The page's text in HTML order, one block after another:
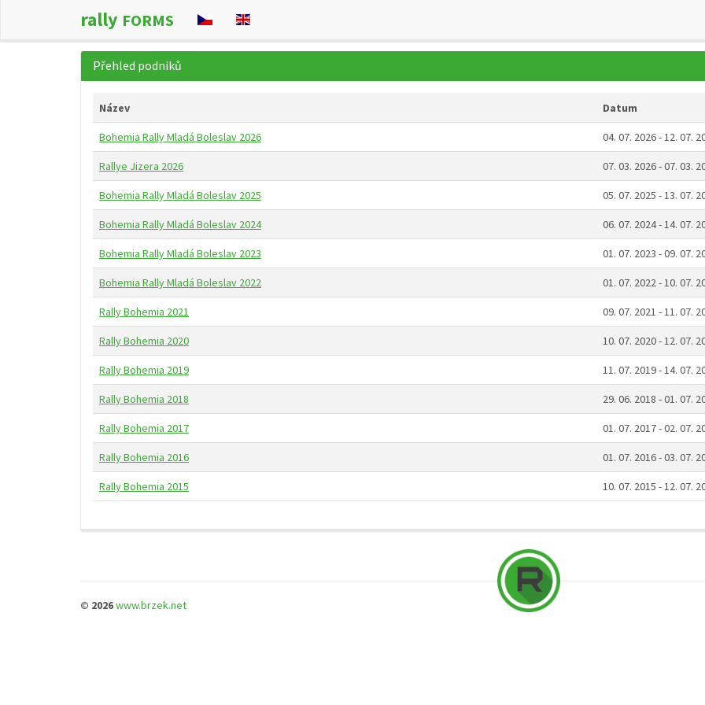
rally FORMS
Přehled podniků
Název Datum
Bohemia Rally Mladá Boleslav 2026 04. 07. 2026 - 12. 07.
Rallye Jizera 2026 07. 03. 2026 - 07. 03.
Bohemia Rally Mladá Boleslav 2025 05. 07. 2025 - 13. 07.
Bohemia Rally Mladá Boleslav 2024 06. 07. 2024 - 14. 07.
Bohemia Rally Mladá Boleslav 2023 01. 07. 2023 - 09. 07.
Bohemia Rally Mladá Boleslav 2022 01. 07. 2022 - 10. 07.
Rally Bohemia 2021 09. 07. 2021 - 11. 07.
Rally Bohemia 2020 10. 07. 2020 - 12. 07.
Rally Bohemia 2019 11. 07. 2019 - 14. 07.
Rally Bohemia 2018 29. 06. 2018 - 01. 07.
Rally Bohemia 2017 01. 07. 2017 - 02. 07.
Rally Bohemia 2016 01. 07. 2016 - 03. 07.
Rally Bohemia 2015 10. 07. 2015 - 12. 07.
© 2026www.brzek.net